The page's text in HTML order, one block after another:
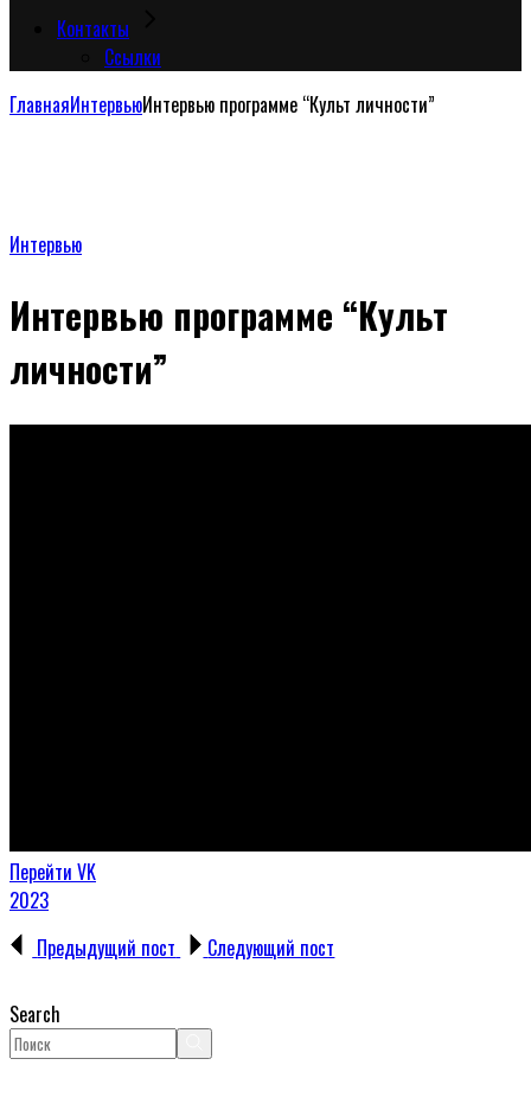
Контакты
Сcылки
ГлавнаяИнтервьюИнтервью программе “Культ личности”
Интервью
Интервью программе “Культ
личности”
Перейти VK
2023
Предыдущий пост
Следующий пост
Search